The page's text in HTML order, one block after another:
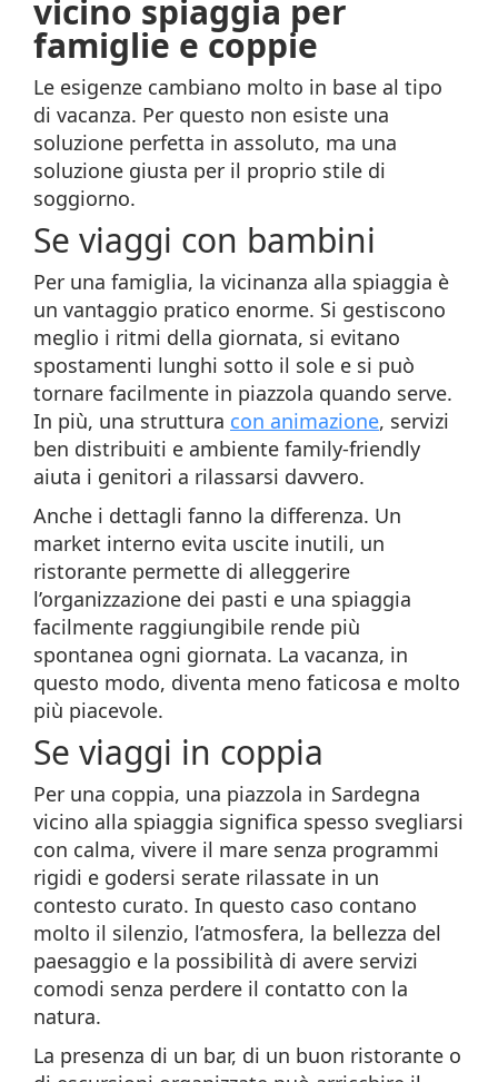
vicino spiaggia per
famiglie e coppie
Le esigenze cambiano molto in base al tipo
di vacanza. Per questo non esiste una
soluzione perfetta in assoluto, ma una
soluzione giusta per il proprio stile di
soggiorno.
Se viaggi con bambini
Per una famiglia, la vicinanza alla spiaggia è
un vantaggio pratico enorme. Si gestiscono
meglio i ritmi della giornata, si evitano
spostamenti lunghi sotto il sole e si può
tornare facilmente in piazzola quando serve.
In più, una struttura con animazione, servizi
ben distribuiti e ambiente family-friendly
aiuta i genitori a rilassarsi davvero.
Anche i dettagli fanno la differenza. Un
market interno evita uscite inutili, un
ristorante permette di alleggerire
l’organizzazione dei pasti e una spiaggia
facilmente raggiungibile rende più
spontanea ogni giornata. La vacanza, in
questo modo, diventa meno faticosa e molto
più piacevole.
Se viaggi in coppia
Per una coppia, una piazzola in Sardegna
vicino alla spiaggia significa spesso svegliarsi
con calma, vivere il mare senza programmi
rigidi e godersi serate rilassate in un
contesto curato. In questo caso contano
molto il silenzio, l’atmosfera, la bellezza del
paesaggio e la possibilità di avere servizi
comodi senza perdere il contatto con la
natura.
La presenza di un bar, di un buon ristorante o